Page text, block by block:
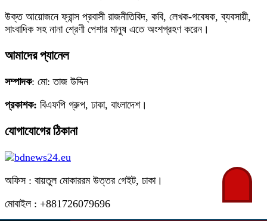
উক্ত আয়োজনে ফ্রান্স প্রবাসী রাজনীতিবিদ, কবি, লেখক-গবেষক, ব্যবসায়ী,
সাংবাদিক সহ নানা শ্রেণী পেশার মানুষ এতে অংশগ্রহণ করেন।
আমাদের প্যানেল
সম্পাদক: মো: তাজ উদ্দিন
প্রকাশক: বিএফপি গ্রুপ, ঢাকা, বাংলাদেশ।
যোগাযোগের ঠিকানা
অফিস : বায়তুল মোকাররম উত্তর গেইট, ঢাকা।
মোবাইল : +881726079696